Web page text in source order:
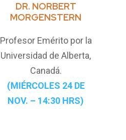
DR. NORBERT
MORGENSTERN
Profesor Emérito por la
Universidad de Alberta,
Canadá.
(MIÉRCOLES 24 DE
NOV. – 14:30 HRS)